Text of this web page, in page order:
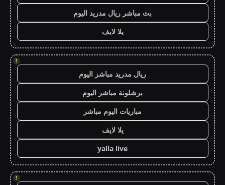
بث مباشر ريال مدريد اليوم
يلا لايف
!
ريال مدريد مباشر اليوم
برشلونة مباشر اليوم
مباريات اليوم مباشر
يلا لايف
yalla live
!